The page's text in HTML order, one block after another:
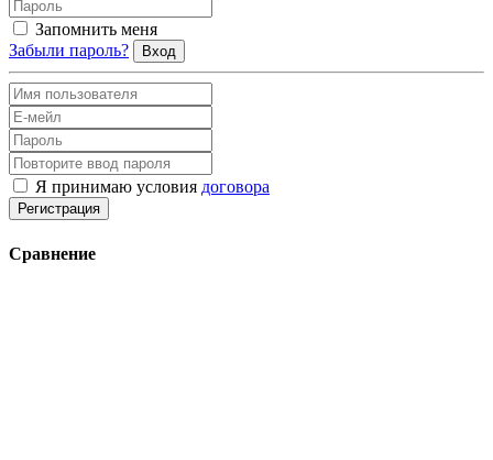
Запомнить меня
Забыли пароль?
Вход
Я принимаю условия договора
Регистрация
Сравнение